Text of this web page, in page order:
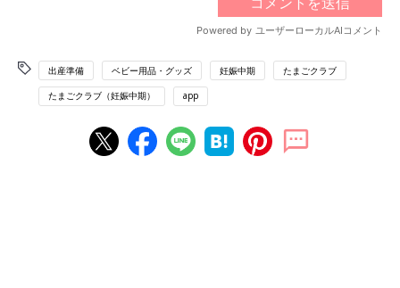
出産準備 ベビー用品・グッズ 妊娠中期 たまごクラブ
たまごクラブ（妊娠中期） app